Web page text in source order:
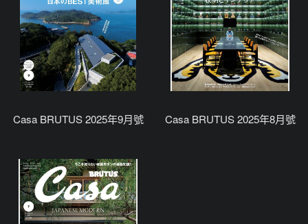
Casa BRUTUS 2025年9月號 Casa BRUTUS 2025年8月號